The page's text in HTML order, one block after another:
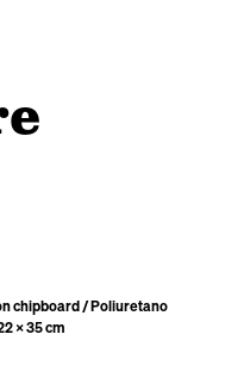
chipboard / Poliuretano
× 35 cm